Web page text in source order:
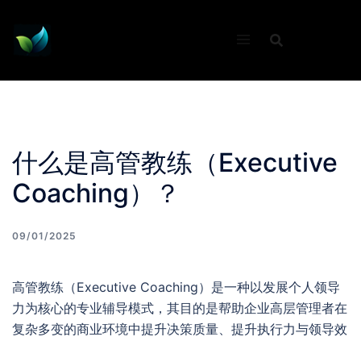
content
什么是高管教练（Executive
Coaching）？
09/01/2025
高管教练（Executive Coaching）是一种以发展个人领导
力为核心的专业辅导模式，其目的是帮助企业高层管理者在
复杂多变的商业环境中提升决策质量、提升执行力与领导效